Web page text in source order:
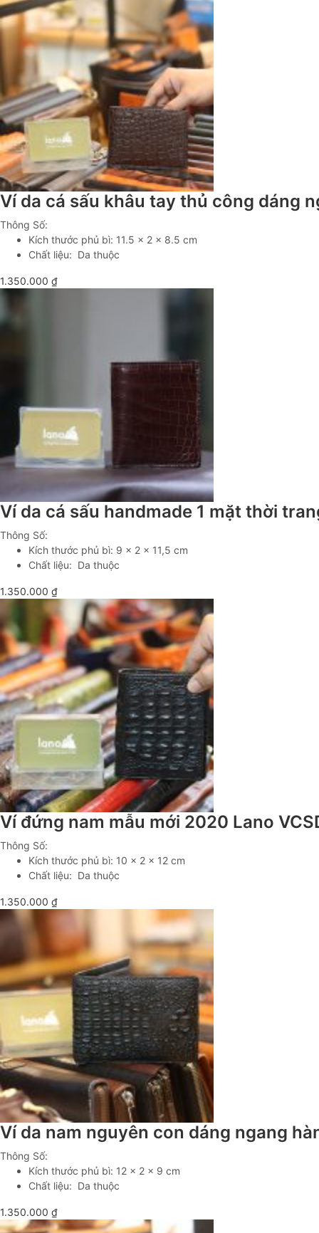
Ví da cá sấu khâu tay thủ công dáng
Thông Số:
Kích thước phủ bì: 11.5 x 2 x 8.5 cm
Chất liệu: Da thuộc
1.350.000 ₫
Ví da cá sấu handmade 1 mặt thời
Thông Số:
Kích thước phủ bì: 9 x 2 x 11,5 cm
Chất liệu: Da thuộc
1.350.000 ₫
Ví đứng nam mẫu mới 2020 Lano
Thông Số:
Kích thước phủ bì: 10 x 2 x 12 cm
Chất liệu: Da thuộc
1.350.000 ₫
Ví da nam nguyên con dáng ngang
Thông Số:
Kích thước phủ bì: 12 x 2 x 9 cm
Chất liệu: Da thuộc
1.350.000 ₫